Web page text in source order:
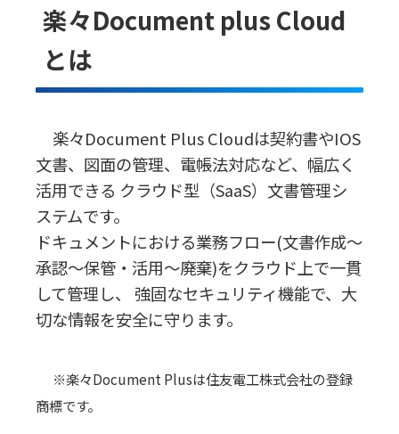
楽々Document plus Cloud
とは
楽々Document Plus Cloudは契約書やIOS
文書、図面の管理、電帳法対応など、幅広く
活用できる クラウド型（SaaS）文書管理シ
ステムです。
ドキュメントにおける業務フロー(文書作成～
承認～保管・活用～廃棄)をクラウド上で一貫
して管理し、 強固なセキュリティ機能で、大
切な情報を安全に守ります。
※楽々Document Plusは住友電工株式会社の登録
商標です。